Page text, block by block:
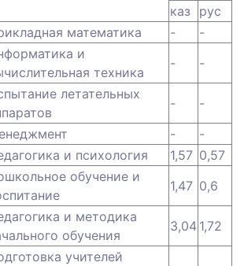
каз
рус
математика -
-
и
техника
- -
летательных
-
-
-
-
и психология 1,57 0,57
обучение и
1,47 0,6
и методика
обучения
3,04 1,72
учителей